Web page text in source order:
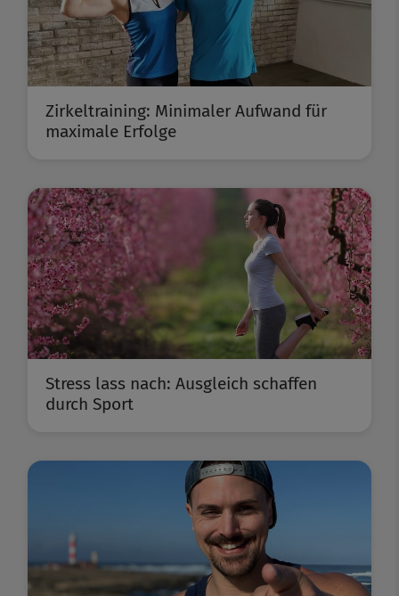
Zirkeltraining: Minimaler Aufwand für
maximale Erfolge
Stress lass nach: Ausgleich schaffen
durch Sport